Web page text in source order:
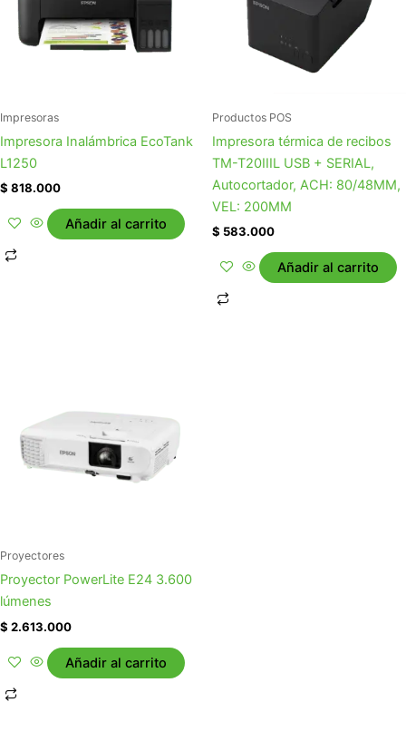
Impresoras
Impresora Inalámbrica EcoTank
L1250
$ 818.000
Añadir al carrito
Productos POS
Impresora térmica de recibos
TM-T20IIIL USB + SERIAL,
Autocortador, ACH: 80/48MM,
VEL: 200MM
$ 583.000
Añadir al carrito
Proyectores
Proyector PowerLite E24 3.600
lúmenes
$ 2.613.000
Añadir al carrito